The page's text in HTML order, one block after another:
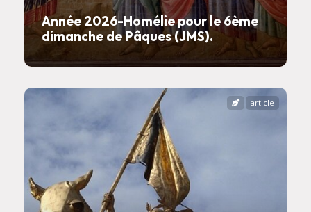
Année 2026-Homélie pour le 6ème
dimanche de Pâques (JMS).
article